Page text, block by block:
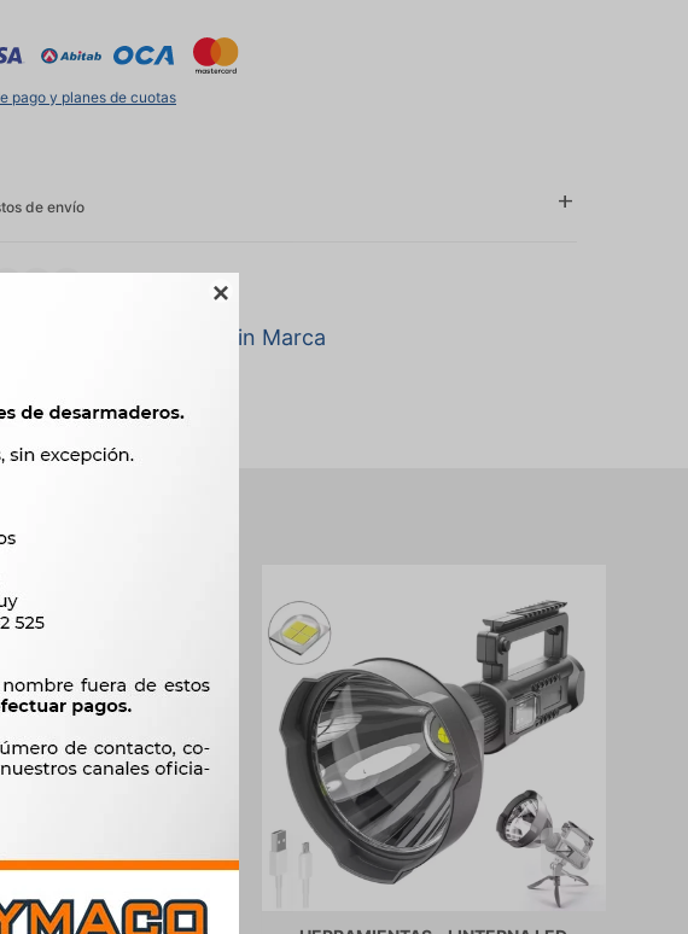

pago y planes de cuotas
de envío
de la marca Sin Marca